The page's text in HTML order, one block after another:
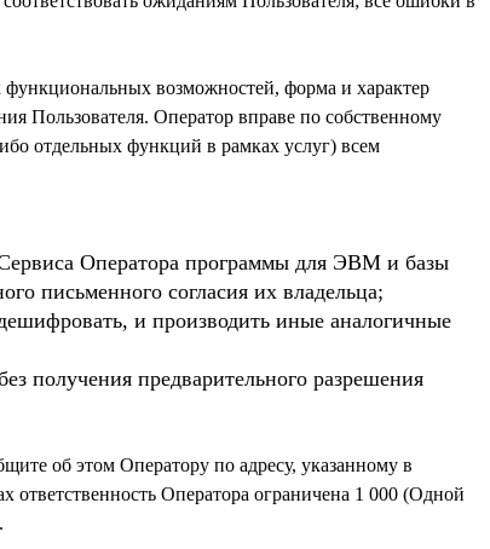
возможностей, форма и характер
Пользователя. Оператор вправе по собственному
отдельных функций в рамках услуг) всем
Оператора программы для ЭВМ и базы
письменного согласия их владельца;
и производить иные аналогичные
получения предварительного разрешения
об этом Оператору по адресу, указанному в
Оператора ограничена 1 000 (Одной